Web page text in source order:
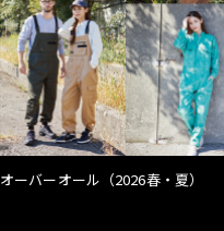
オーバーオール（2026春・夏）